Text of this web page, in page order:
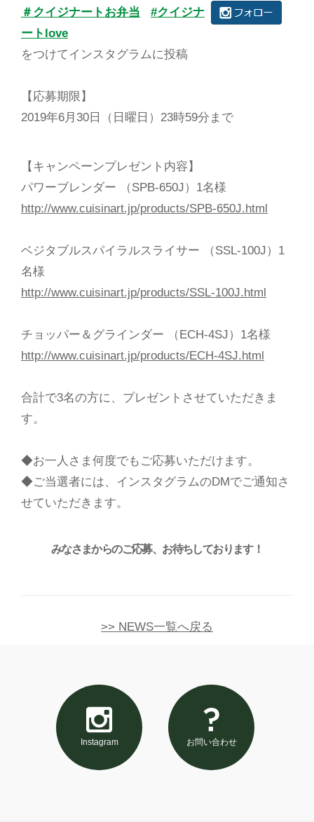
＃クイジナートお弁当
#クイジナ
ートlove
をつけてインスタグラムに投稿
【応募期限】
2019年6月30日（日曜日）23時59分まで
【キャンペーンプレゼント内容】
パワーブレンダー （SPB-650J）1名様
http://www.cuisinart.jp/products/SPB-650J.html
ベジタブルスパイラルスライサー （SSL-100J）1
名様
http://www.cuisinart.jp/products/SSL-100J.html
チョッパー＆グラインダー （ECH-4SJ）1名様
http://www.cuisinart.jp/products/ECH-4SJ.html
合計で3名の方に、プレゼントさせていただきま
す。
◆お一人さま何度でもご応募いただけます。
◆ご当選者には、インスタグラムのDMでご通知さ
せていただきます。
みなさまからのご応募、お待ちしております！
>> NEWS一覧へ戻る
Instagram お問い合わせ